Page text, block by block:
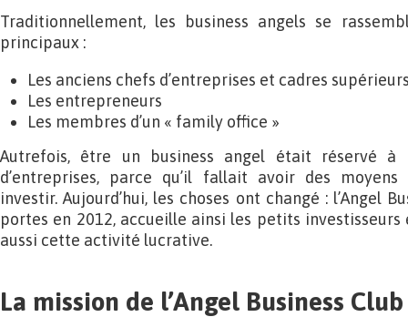
Traditionnellement, les business angels se
principaux :
Les anciens chefs d’entreprises et cadres
Les entrepreneurs
Les membres d’un « family office »
Autrefois, être un business angel était réservé
d’entreprises, parce qu’il fallait avoir des
investir. Aujourd’hui, les choses ont changé : l’Angel
portes en 2012, accueille ainsi les petits
aussi cette activité lucrative.
La mission de l’Angel Business Club